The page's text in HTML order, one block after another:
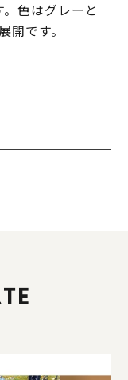
色はグレーと
です。